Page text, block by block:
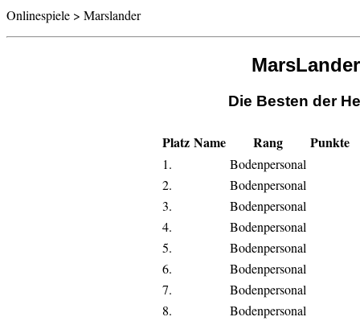
Onlinespiele > Marslander
Die Besten der
Platz Name Rang Punkte
1.
Bodenpersonal
2.
Bodenpersonal
3.
Bodenpersonal
4.
Bodenpersonal
5.
Bodenpersonal
6.
Bodenpersonal
7.
Bodenpersonal
8.
Bodenpersonal